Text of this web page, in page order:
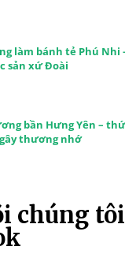
làm bánh tẻ Phú Nhi
sản xứ Đoài
bần Hưng Yên –
thương nhớ
chúng